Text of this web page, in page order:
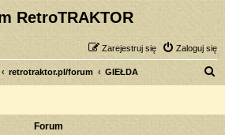
RetroTRAKTOR
Zaloguj się
Zarejestruj się
retrotraktor.pl/forum GIEŁDA
Forum